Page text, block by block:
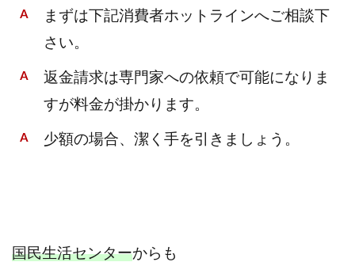
まずは下記消費者ホットラインへご相談下
さい。
返金請求は専門家への依頼で可能になりま
すが料金が掛かります。
少額の場合、潔く手を引きましょう。
国民生活センターからも